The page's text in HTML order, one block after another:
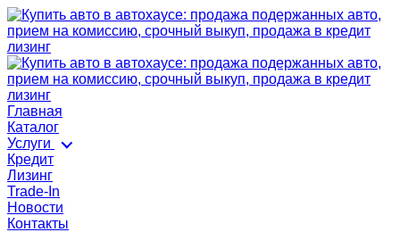
Главная
Каталог
Услуги
Кредит
Лизинг
Trade-In
Новости
Контакты